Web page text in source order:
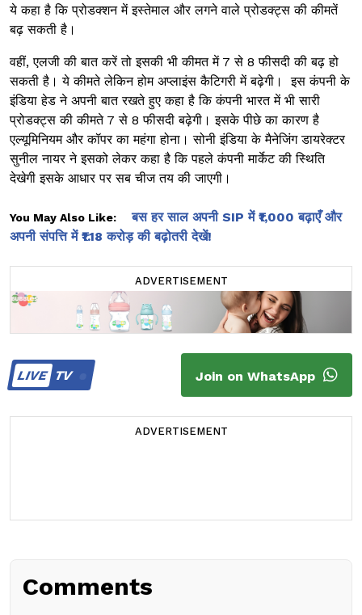
ये कहा है कि प्रोडक्शन में इस्तेमाल और लगने वाले प्रोडक्ट्स की कीमतें
बढ़ सकती है।
वहीं, एलजी की बात करें तो इसकी भी कीमत में 7 से 8 फीसदी की बढ़ हो
सकती है। ये कीमते लेकिन होम अप्लाइंस कैटिगरी में बढ़ेगी। इस कंपनी के
इंडिया हेड ने अपनी बात रखते हुए कहा है कि कंपनी भारत में भी सारी
प्रोडक्ट्स की कीमते 7 से 8 फीसदी बढ़ेगी। इसके पीछे का कारण है
एल्यूमिनियम और कॉपर का महंगा होना। सोनी इंडिया के मैनेजिंग डायरेक्टर
सुनील नायर ने इसको लेकर कहा है कि पहले कंपनी मार्केट की स्थिति
देखेगी इसके आधार पर सब चीज तय की जाएगी।
You May Also Like:
बस हर साल अपनी SIP में ₹1,000 बढ़ाएँ और
अपनी संपत्ति में ₹1.18 करोड़ की बढ़ोतरी देखें!
ADVERTISEMENT
LIVETV Join on WhatsApp
ADVERTISEMENT
Comments